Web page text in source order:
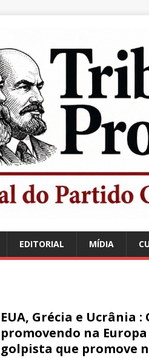
EDITORIAL MÍDIA
EUA, Grécia e Ucrânia
promovendo na
golpista que promove